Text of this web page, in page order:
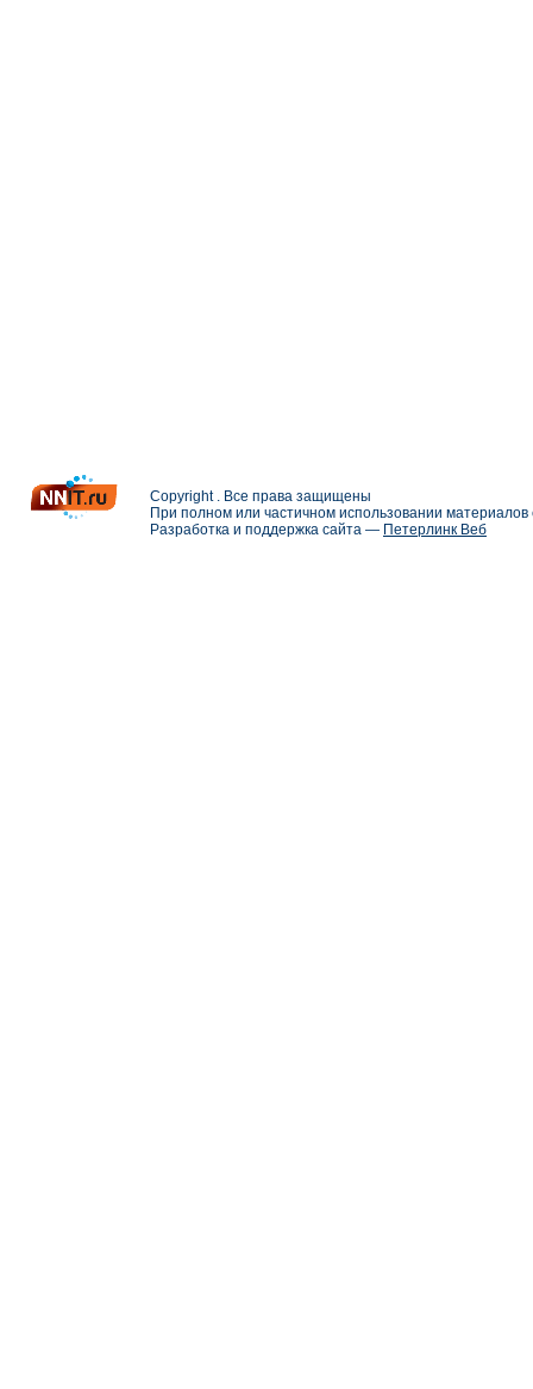
Copyright . Все права защищены
При полном или частичном использовании
Разработка и поддержка сайта — Петерлинк Веб